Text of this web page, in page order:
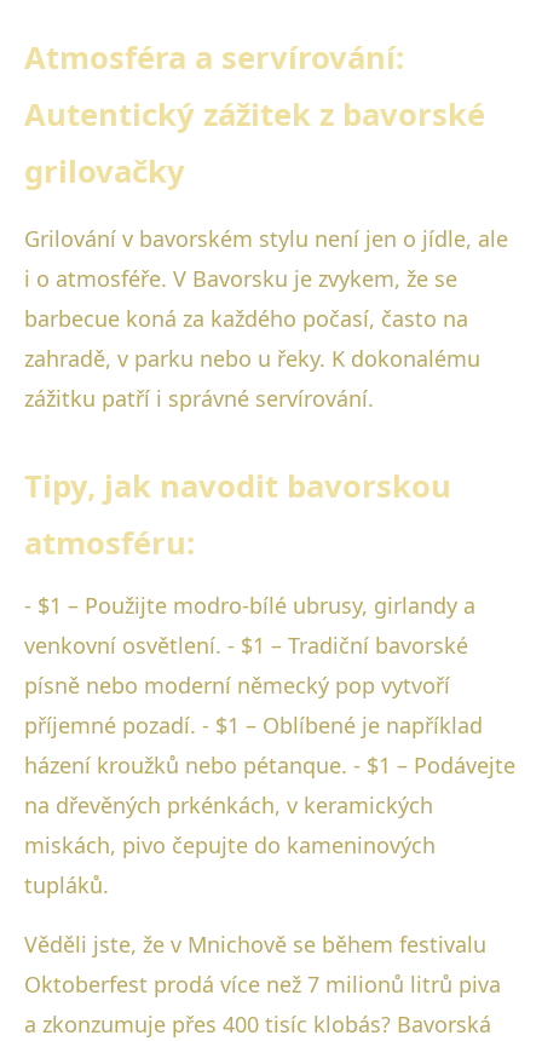
Atmosféra a servírování:
Autentický zážitek z bavorské
grilovačky
Grilování v bavorském stylu není jen o jídle, ale
i o atmosféře. V Bavorsku je zvykem, že se
barbecue koná za každého počasí, často na
zahradě, v parku nebo u řeky. K dokonalému
zážitku patří i správné servírování.
Tipy, jak navodit bavorskou
atmosféru:
- $1 – Použijte modro-bílé ubrusy, girlandy a
venkovní osvětlení. - $1 – Tradiční bavorské
písně nebo moderní německý pop vytvoří
příjemné pozadí. - $1 – Oblíbené je například
házení kroužků nebo pétanque. - $1 – Podávejte
na dřevěných prkénkách, v keramických
miskách, pivo čepujte do kameninových
tupláků.
Věděli jste, že v Mnichově se během festivalu
Oktoberfest prodá více než 7 milionů litrů piva
a zkonzumuje přes 400 tisíc klobás? Bavorská